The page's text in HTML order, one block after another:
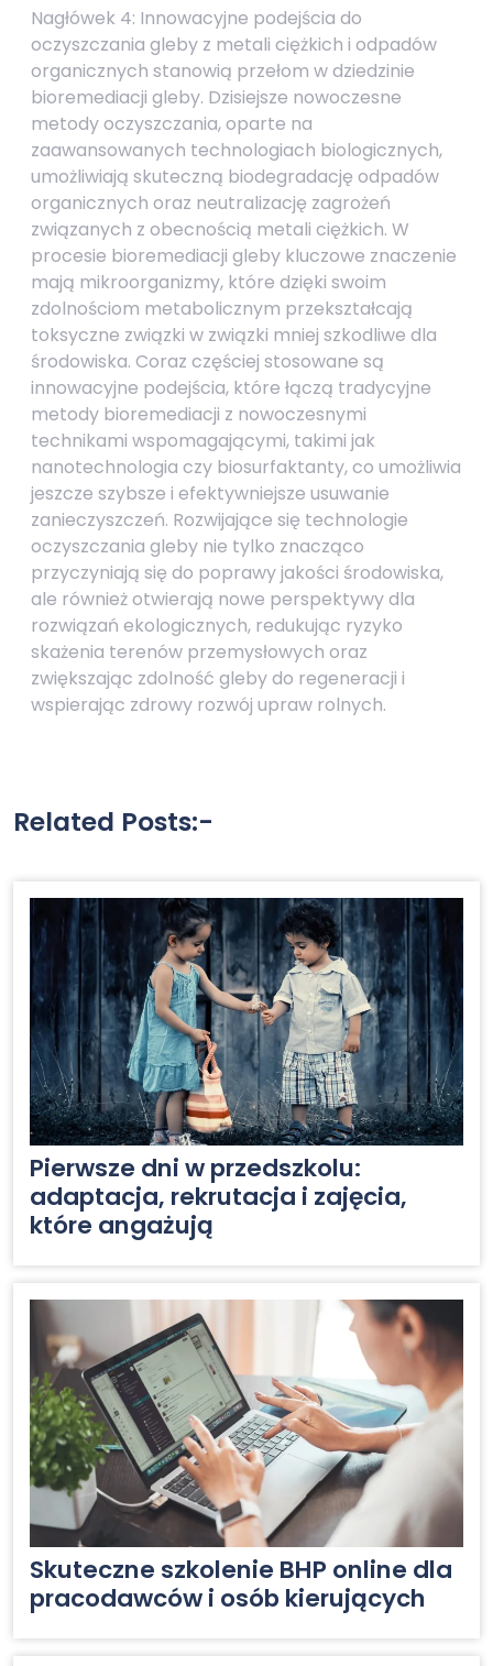
Nagłówek 4: Innowacyjne podejścia do
oczyszczania gleby z metali ciężkich i odpadów
organicznych stanowią przełom w dziedzinie
bioremediacji gleby. Dzisiejsze nowoczesne
metody oczyszczania, oparte na
zaawansowanych technologiach biologicznych,
umożliwiają skuteczną biodegradację odpadów
organicznych oraz neutralizację zagrożeń
związanych z obecnością metali ciężkich. W
procesie bioremediacji gleby kluczowe znaczenie
mają mikroorganizmy, które dzięki swoim
zdolnościom metabolicznym przekształcają
toksyczne związki w związki mniej szkodliwe dla
środowiska. Coraz częściej stosowane są
innowacyjne podejścia, które łączą tradycyjne
metody bioremediacji z nowoczesnymi
technikami wspomagającymi, takimi jak
nanotechnologia czy biosurfaktanty, co umożliwia
jeszcze szybsze i efektywniejsze usuwanie
zanieczyszczeń. Rozwijające się technologie
oczyszczania gleby nie tylko znacząco
przyczyniają się do poprawy jakości środowiska,
ale również otwierają nowe perspektywy dla
rozwiązań ekologicznych, redukując ryzyko
skażenia terenów przemysłowych oraz
zwiększając zdolność gleby do regeneracji i
wspierając zdrowy rozwój upraw rolnych.
Related Posts:-
Pierwsze dni w przedszkolu:
adaptacja, rekrutacja i zajęcia,
które angażują
Skuteczne szkolenie BHP online dla
pracodawców i osób kierujących